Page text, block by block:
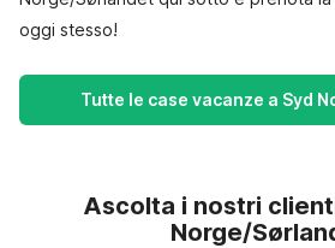
oggi stesso!
Tutte le case vacanze a Syd
Ascolta i nostri
Norge/